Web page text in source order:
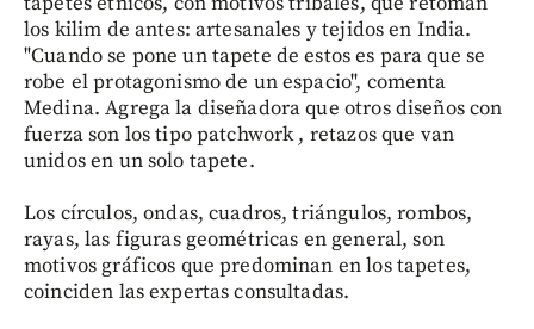
los kilim de antes: artesanales y tejidos en India.
"Cuando se pone un tapete de estos es para que se
robe el protagonismo de un espacio", comenta
Medina. Agrega la diseñadora que otros diseños con
fuerza son los tipo patchwork , retazos que van
unidos en un solo tapete.
Los círculos, ondas, cuadros, triángulos, rombos,
rayas, las figuras geométricas en general, son
motivos gráficos que predominan en los tapetes,
coinciden las expertas consultadas.